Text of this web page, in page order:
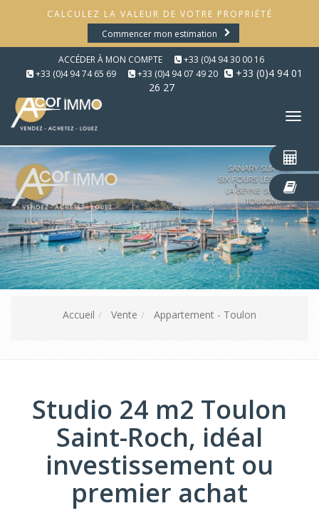
CALCULEZ LA VALEUR DE VOTRE PROPRIÉTÉ
Commencer mon estimation
ACCÉDER À MON COMPTE
+33 (0)4 94 30 00 16
+33 (0)4 94 74 65 69
+33 (0)4 94 07 49 20
+33 (0)4 94 01
26 27
Accueil Vente Appartement - Toulon
Studio 24 m2 Toulon
Saint-Roch, idéal
investissement ou
premier achat